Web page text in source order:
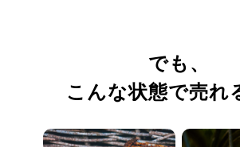
でも、
こんな状態で売れ